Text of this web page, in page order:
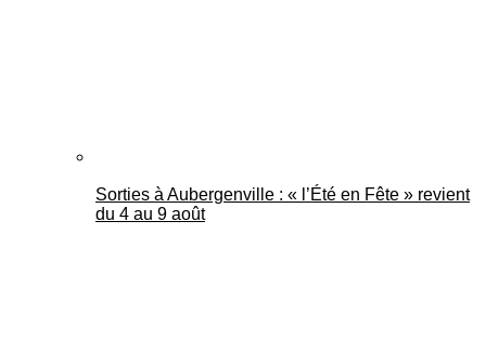
Sorties à Aubergenville : « l’Été en Fête » revient
du 4 au 9 août